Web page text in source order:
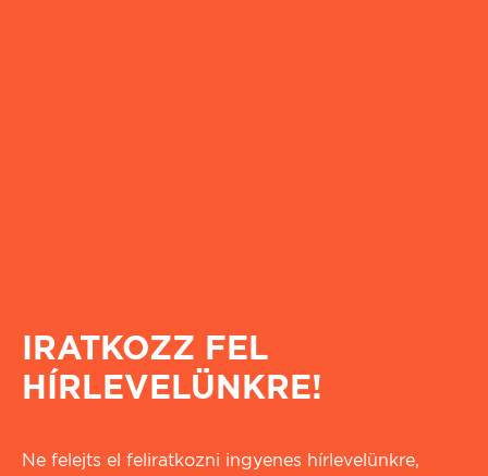
IRATKOZZ FEL
HÍRLEVELÜNKRE!
Ne felejts el feliratkozni ingyenes hírlevelünkre,